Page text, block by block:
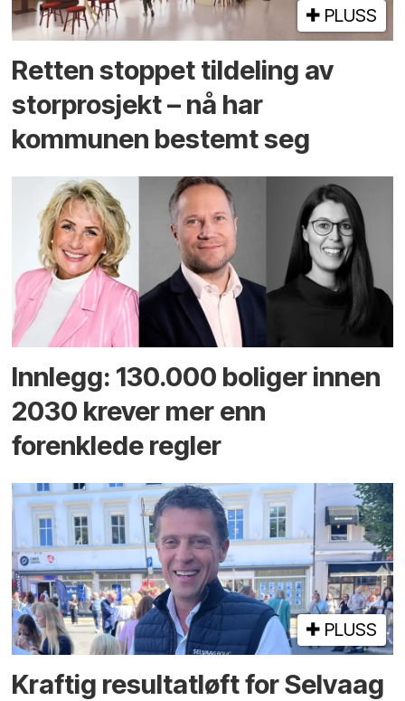
PLUSS
Retten stoppet tildeling av
storprosjekt – nå har
kommunen bestemt seg
Innlegg: 130.000 boliger innen
2030 krever mer enn
forenklede regler
PLUSS
Kraftig resultatløft for Selvaag